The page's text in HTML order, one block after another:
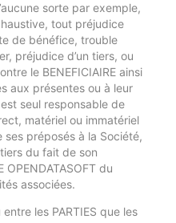
sorte par exemple,
tout préjudice
de bénéfice, trouble
préjudice d’un tiers, ou
le BENEFICIAIRE ainsi
aux présentes ou à leur
seul responsable de
matériel ou immatériel
préposés à la Société,
du fait de son
OPENDATASOFT du
associées.
les PARTIES que les